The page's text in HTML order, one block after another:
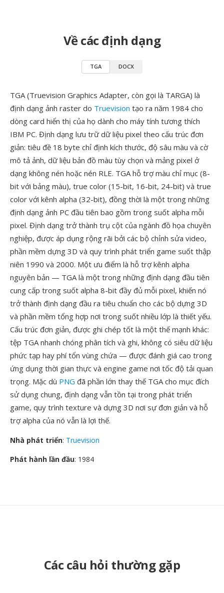
Về các định dạng
TGA DOCX
TGA (Truevision Graphics Adapter, còn gọi là TARGA) là
định dạng ảnh raster do Truevision tạo ra năm 1984 cho
dòng card hiển thị của họ dành cho máy tính tương thích
IBM PC. Định dạng lưu trữ dữ liệu pixel theo cấu trúc đơn
giản: tiêu đề 18 byte chỉ định kích thước, độ sâu màu và cờ
mô tả ảnh, dữ liệu bản đồ màu tùy chọn và mảng pixel ở
dạng không nén hoặc nén RLE. TGA hỗ trợ màu chỉ mục (8-
bit với bảng màu), true color (15-bit, 16-bit, 24-bit) và true
color với kênh alpha (32-bit), đồng thời là một trong những
định dạng ảnh PC đầu tiên bao gồm trong suốt alpha mỗi
pixel. Định dạng trở thành trụ cột của ngành đồ họa chuyên
nghiệp, được áp dụng rộng rãi bởi các bộ chỉnh sửa video,
phần mềm dựng 3D và quy trình phát triển game suốt thập
niên 1990 và 2000. Một ưu điểm là hỗ trợ kênh alpha
nguyên bản — TGA là một trong những định dạng đầu tiên
cung cấp trong suốt alpha 8-bit đầy đủ mỗi pixel, khiến nó
trở thành định dạng đầu ra tiêu chuẩn cho các bộ dựng 3D
và phần mềm tổng hợp nơi trong suốt nhiều lớp là thiết yếu.
Cấu trúc đơn giản, được ghi chép tốt là một thế mạnh khác:
tệp TGA nhanh chóng phân tích và ghi, không có siêu dữ liệu
phức tạp hay phí tổn vùng chứa — được đánh giá cao trong
ứng dụng thời gian thực và engine game nơi tốc độ tải quan
trọng. Mặc dù PNG đã phần lớn thay thế TGA cho mục đích
sử dụng chung, định dạng vẫn tồn tại trong phát triển
game, quy trình texture và dựng 3D nơi sự đơn giản và hỗ
trợ alpha của nó vẫn là lợi thế.
Nhà phát triển: Truevision
Phát hành lần đầu: 1984
Các câu hỏi thường gặp